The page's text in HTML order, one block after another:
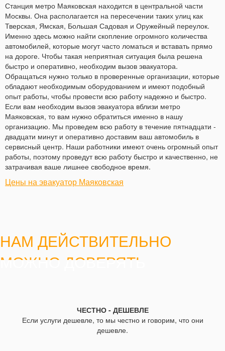
Станция метро Маяковская находится в центральной части
Москвы. Она располагается на пересечении таких улиц как
Тверская, Ямская, Большая Садовая и Оружейный переулок.
Именно здесь можно найти скопление огромного количества
автомобилей, которые могут часто ломаться и вставать прямо
на дороге. Чтобы такая неприятная ситуация была решена
быстро и оперативно, необходим вызов эвакуатора.
Обращаться нужно только в проверенные организации, которые
обладают необходимым оборудованием и имеют подобный
опыт работы, чтобы провести всю работу надежно и быстро.
Если вам необходим вызов эвакуатора вблизи метро
Маяковская, то вам нужно обратиться именно в нашу
организацию. Мы проведем всю работу в течение пятнадцати -
двадцати минут и оперативно доставим ваш автомобиль в
сервисный центр. Наши работники имеют очень огромный опыт
работы, поэтому проведут всю работу быстро и качественно, не
затрачивая ваше лишнее свободное время.
Цены на эвакуатор Маяковская
НАМ ДЕЙСТВИТЕЛЬНО
МОЖНО ДОВЕРЯТЬ
ЧЕСТНО - ДЕШЕВЛЕ
Если услуги дешевле, то мы честно и говорим, что они
дешевле.